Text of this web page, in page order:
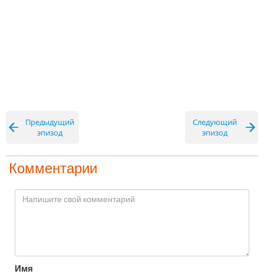
Предыдущий
эпизод
Следующий
эпизод
Комментарии
Имя